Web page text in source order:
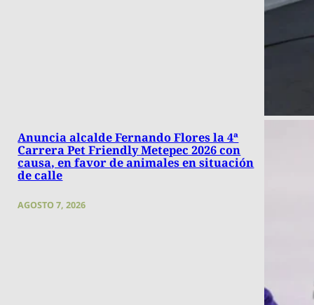
Anuncia alcalde Fernando Flores la 4ª
Carrera Pet Friendly Metepec 2026 con
causa, en favor de animales en situación
de calle
AGOSTO 7, 2026